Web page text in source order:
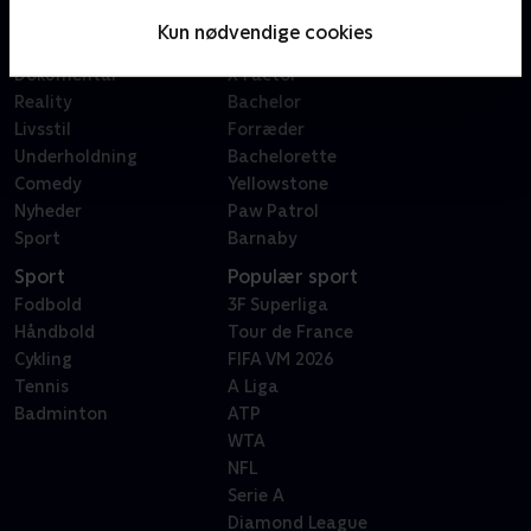
Kun nødvendige cookies
Dokumentar
Reality
Livsstil
Underholdning
Comedy
Nyheder
Sport
Badehotellet
Sygeplejeskolen
X Factor
Bachelor
Forræder
Bachelorette
Yellowstone
Paw Patrol
Barnaby
Sport
Fodbold
Håndbold
Cykling
Tennis
Badminton
Populær sport
3F Superliga
Tour de France
FIFA VM 2026
A Liga
ATP
WTA
NFL
Serie A
Diamond League